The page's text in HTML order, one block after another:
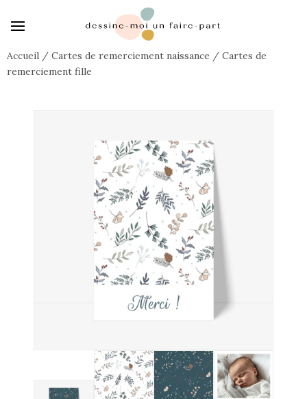
Accueil / Cartes de remerciement naissance / Cartes de
remerciement fille